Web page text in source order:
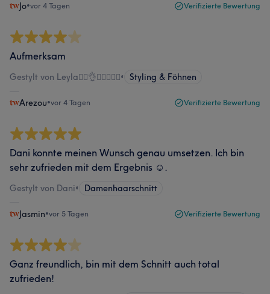
Jo•vor 4 Tagen Verifizierte Bewertung
Aufmerksam
Gestylt von Leyla💇‍♀️👌💇‍♂️💆🏻‍♀️• Styling & Föhnen
Arezou•vor 4 Tagen Verifizierte Bewertung
Dani konnte meinen Wunsch genau umsetzen. Ich bin
sehr zufrieden mit dem Ergebnis ☺️.
Gestylt von Dani• Damenhaarschnitt
Jasmin•vor 5 Tagen Verifizierte Bewertung
Ganz freundlich, bin mit dem Schnitt auch total
zufrieden!